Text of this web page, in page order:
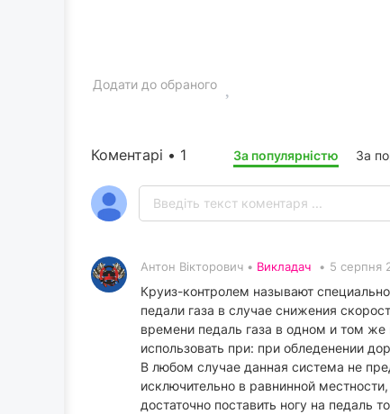
Додати до обраного
Коментарі • 1 За популярністю За
Антон Вікторович • Викладач • 5 серпня
Круиз-контролем называют
педали газа в случае снижения
времени педаль газа в одном и том
использовать при: при обледенении
В любом случае данная система не
исключительно в равнинной
достаточно поставить ногу на педаль